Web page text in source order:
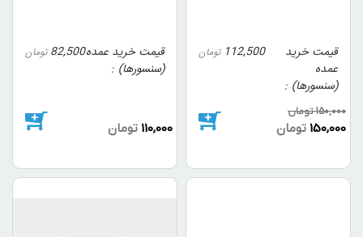
قیمت خرید
عمده
(سنسورها)
112,500 تومان
150,000تومان
150,000 تومان
قیمت خرید عمده
(سنسورها)
82,500 تومان
110,000 تومان